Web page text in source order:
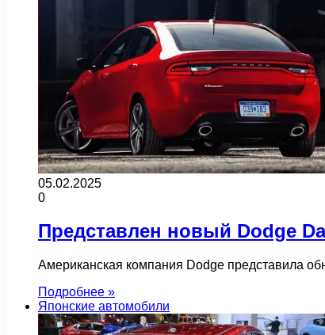
05.02.2025
0
Представлен новый Dodge
Американская компания Dodge представила
Подробнее »
Японские автомобили